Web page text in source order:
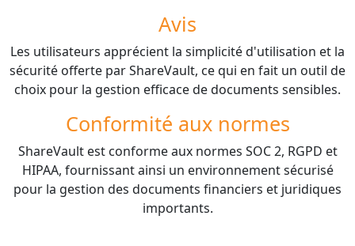
Avis
Les utilisateurs apprécient la simplicité d'utilisation et la
sécurité offerte par ShareVault, ce qui en fait un outil de
choix pour la gestion efficace de documents sensibles.
Conformité aux normes
ShareVault est conforme aux normes SOC 2, RGPD et
HIPAA, fournissant ainsi un environnement sécurisé
pour la gestion des documents financiers et juridiques
importants.